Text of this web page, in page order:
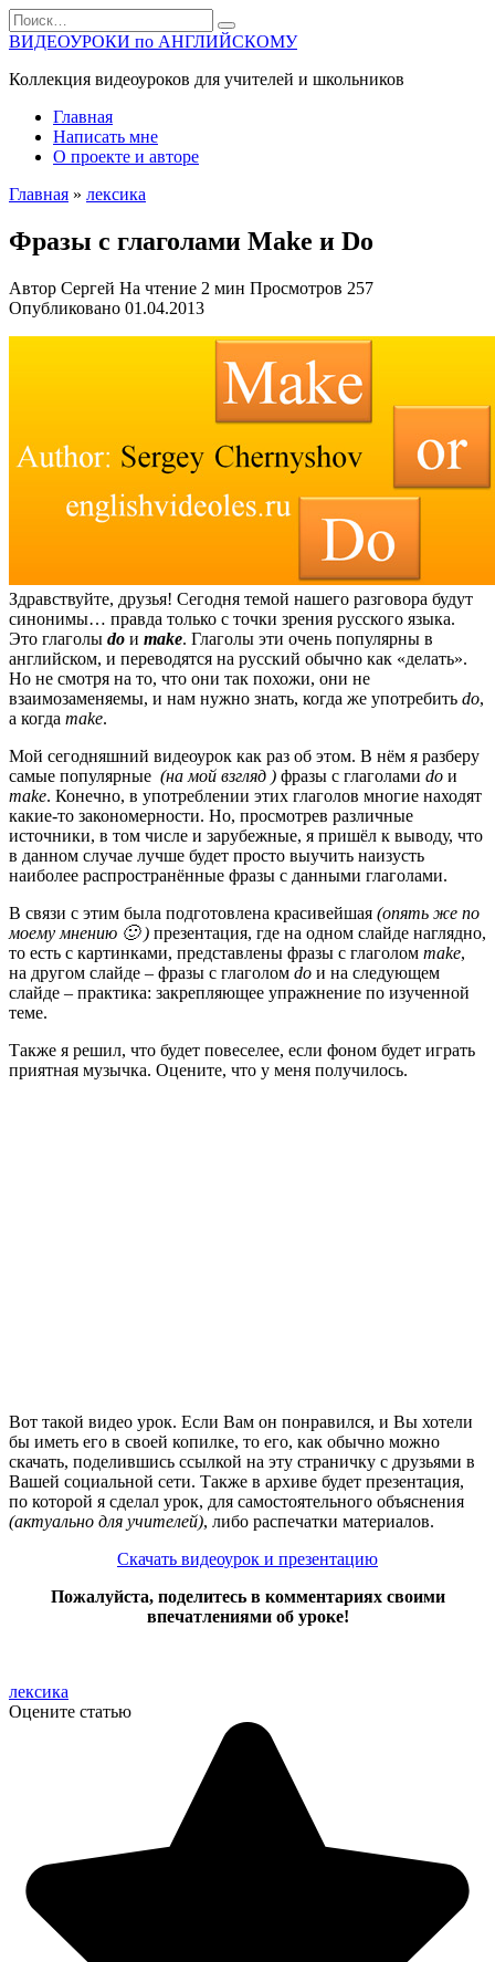
Перейти
к
содержанию
Search
for:
ВИДЕОУРОКИ по АНГЛИЙСКОМУ
Коллекция видеоуроков для учителей и школьников
Главная
Написать мне
О проекте и авторе
Главная » лексика
Фразы с глаголами Make и Do
Автор Сергей На чтение 2 мин Просмотров 257
Опубликовано 01.04.2013
Здравствуйте, друзья! Сегодня темой нашего разговора будут
синонимы… правда только с точки зрения русского языка.
Это глаголы do и make. Глаголы эти очень популярны в
английском, и переводятся на русский обычно как «делать».
Но не смотря на то, что они так похожи, они не
взаимозаменяемы, и нам нужно знать, когда же употребить do,
а когда make.
Мой сегодняшний видеоурок как раз об этом. В нём я разберу
самые популярные (на мой взгляд ) фразы с глаголами do и
make. Конечно, в употреблении этих глаголов многие находят
какие-то закономерности. Но, просмотрев различные
источники, в том числе и зарубежные, я пришёл к выводу, что
в данном случае лучше будет просто выучить наизусть
наиболее распространённые фразы с данными глаголами.
В связи с этим была подготовлена красивейшая (опять же по
моему мнению 🙂 ) презентация, где на одном слайде наглядно,
то есть с картинками, представлены фразы с глаголом make,
на другом слайде – фразы с глаголом do и на следующем
слайде – практика: закрепляющее упражнение по изученной
теме.
Также я решил, что будет повеселее, если фоном будет играть
приятная музычка. Оцените, что у меня получилось.
Вот такой видео урок. Если Вам он понравился, и Вы хотели
бы иметь его в своей копилке, то его, как обычно можно
скачать, поделившись ссылкой на эту страничку с друзьями в
Вашей социальной сети. Также в архиве будет презентация,
по которой я сделал урок, для самостоятельного объяснения
(актуально для учителей), либо распечатки материалов.
Скачать видеоурок и презентацию
Пожалуйста, поделитесь в комментариях своими
впечатлениями об уроке!
лексика
Оцените статью